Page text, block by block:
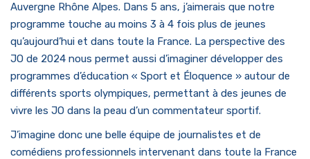
Auvergne Rhône Alpes. Dans 5 ans, j’aimerais que notre
programme touche au moins 3 à 4 fois plus de jeunes
qu’aujourd’hui et dans toute la France. La perspective des
JO de 2024 nous permet aussi d’imaginer développer des
programmes d’éducation « Sport et Éloquence » autour de
différents sports olympiques, permettant à des jeunes de
vivre les JO dans la peau d’un commentateur sportif.
J’imagine donc une belle équipe de journalistes et de
comédiens professionnels intervenant dans toute la France